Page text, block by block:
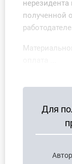
полученной
Для